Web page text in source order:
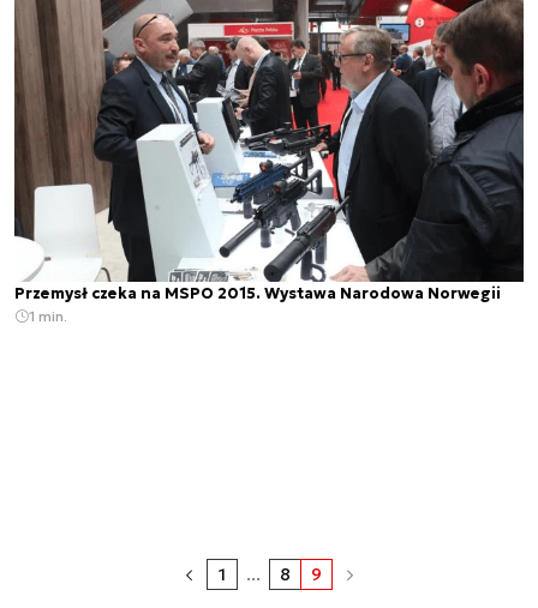
Przemysł czeka na MSPO 2015. Wystawa Narodowa Norwegii
1 min.
1 ... 8 9